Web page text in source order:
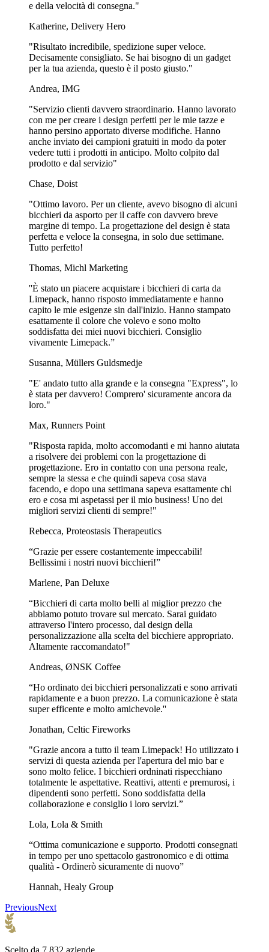
Ogni design è in grado di raccontare la storia dei prodotti all'interno
personalizzati. Più è unico ogni contatto che il cliente ha con il tuo
marchio, maggiore è la fiducia per il tuo marchio stesso e la
consapevolezza generata da questa.
Per cos'altro usano i nostri clienti i
barattoli per alimenti personalizzati?
I barattoli per alimenti hanno una vasta gamma di possibilità di
utilizzo, dove alcuni clienti li utilizzano effettivamente per il
confezionamento dei loro prodotti che vendono online. Il prodotto
all'interno non deve essere necessariamente un alimento, perché i
barattoli per alimenti possono anche essere un modo elegante ed
e servire la colazione o il pranzo. Molte stazioni di servizio e bar li
utilizzano per yogurt e muesli, ma anche per insalate di pasta. Piatti
che possono essere gustati dal cliente sia al mattino oppure come
delizioso spuntino pomeridiano.
zucchero e altre miscele nei barattoli, sigillarli e poi venderli nei
clienti uno spuntino veloce da preparare a casa.
In generale, i barattoli per alimenti personalizzati sono perfetti per
molte occasioni diverse e saremo lieti di aiutarti a capire se la tua
idea si adatterebbe bene all’uso di questi. Non esitare a contattarci e
troveremo una soluzione!
Mostra di più...
e della velocità di consegna."
Katherine, Delivery Hero
"Risultato incredibile, spedizione super veloce.
Decisamente consigliato. Se hai bisogno di un gadget
per la tua azienda, questo è il posto giusto."
Andrea, IMG
"Servizio clienti davvero straordinario. Hanno lavorato
con me per creare i design perfetti per le mie tazze e
hanno persino apportato diverse modifiche. Hanno
anche inviato dei campioni gratuiti in modo da poter
vedere tutti i prodotti in anticipo. Molto colpito dal
prodotto e dal servizio"
Chase, Doist
"Ottimo lavoro. Per un cliente, avevo bisogno di alcuni
bicchieri da asporto per il caffe con davvero breve
margine di tempo. La progettazione del design è stata
perfetta e veloce la consegna, in solo due settimane.
Tutto perfetto!
Thomas, Michl Marketing
''È stato un piacere acquistare i bicchieri di carta da
Limepack, hanno risposto immediatamente e hanno
capito le mie esigenze sin dall'inizio. Hanno stampato
esattamente il colore che volevo e sono molto
soddisfatta dei miei nuovi bicchieri. Consiglio
vivamente Limepack.”
Susanna, Müllers Guldsmedje
"E' andato tutto alla grande e la consegna "Express", lo
è stata per davvero! Comprero' sicuramente ancora da
loro."
Max, Runners Point
"Risposta rapida, molto accomodanti e mi hanno aiutata
a risolvere dei problemi con la progettazione di
progettazione. Ero in contatto con una persona reale,
sempre la stessa e che quindi sapeva cosa stava
facendo, e dopo una settimana sapeva esattamente chi
ero e cosa mi aspetassi per il mio business! Uno dei
migliori servizi clienti di sempre!"
Rebecca, Proteostasis Therapeutics
“Grazie per essere costantemente impeccabili!
Bellissimi i nostri nuovi bicchieri!”
Marlene, Pan Deluxe
“Bicchieri di carta molto belli al miglior prezzo che
abbiamo potuto trovare sul mercato. Sarai guidato
attraverso l'intero processo, dal design della
personalizzazione alla scelta del bicchiere appropriato.
Altamente raccomandato!"
Andreas, ØNSK Coffee
“Ho ordinato dei bicchieri personalizzati e sono arrivati
rapidamente e a buon prezzo. La comunicazione è stata
super efficente e molto amichevole.''
Jonathan, Celtic Fireworks
"Grazie ancora a tutto il team Limepack! Ho utilizzato i
servizi di questa azienda per l'apertura del mio bar e
sono molto felice. I bicchieri ordninati rispecchiano
totalmente le aspettative. Reattivi, attenti e premurosi, i
dipendenti sono perfetti. Sono soddisfatta della
collaborazione e consiglio i loro servizi.”
Lola, Lola & Smith
“Ottima comunicazione e supporto. Prodotti consegnati
in tempo per uno spettacolo gastronomico e di ottima
qualità - Ordinerò sicuramente di nuovo”
Hannah, Healy Group
PreviousNext